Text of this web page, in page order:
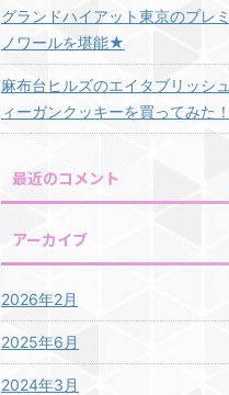
グランドハイアット東京のプレ
ノワールを堪能★
麻布台ヒルズのエイタブリッシ
ィーガンクッキーを買ってみた！
最近のコメント
アーカイブ
2026年2月
2025年6月
2024年3月